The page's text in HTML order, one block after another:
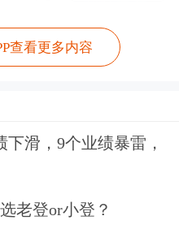
规模化落地的阶
好多模型、多芯
查看更多内容
滑，9个业绩暴雷，
老登or小登？